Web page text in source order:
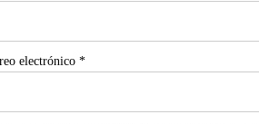
electrónico *